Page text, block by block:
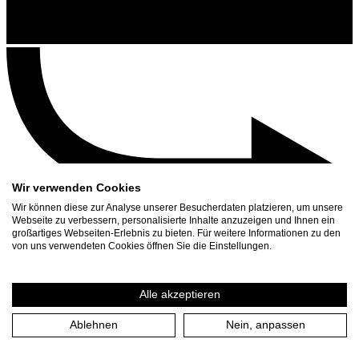
Contact
Press Download
Wir verwenden Cookies
Wir können diese zur Analyse unserer Besucherdaten platzieren, um unsere
Webseite zu verbessern, personalisierte Inhalte anzuzeigen und Ihnen ein
großartiges Webseiten-Erlebnis zu bieten. Für weitere Informationen zu den
von uns verwendeten Cookies öffnen Sie die Einstellungen.
Alle akzeptieren
Ablehnen Nein, anpassen